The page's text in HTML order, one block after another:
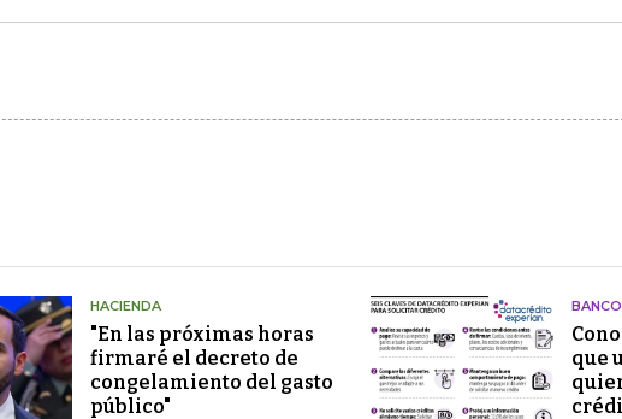
HACIENDA
"En las próximas horas
firmaré el decreto de
congelamiento del gasto
público"
que